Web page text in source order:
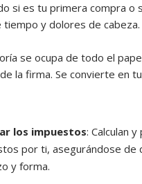
si es tu primera compra o
y dolores de cabeza.
se ocupa de todo el
la firma. Se convierte en
los impuestos: Calculan
por ti, asegurándose de
y forma.